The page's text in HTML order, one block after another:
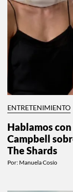
ENTRETENIMIENTO
Hablamos
Campbell
The Shards
Por: Manuela Cosío